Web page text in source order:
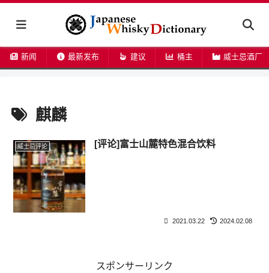
新闻 最新发布 建议 桶主 威士忌酒厂
麒麟
威士忌评论 [评论]富士山麓特色混合饮料
2021.03.22 2024.02.08
スポンサーリンク